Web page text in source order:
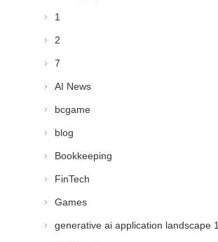
1
2
7
AI News
bcgame
blog
Bookkeeping
FinTech
Games
generative ai application landscape 1